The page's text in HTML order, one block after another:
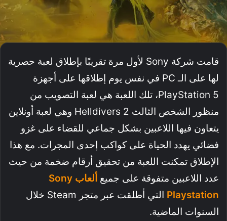
قامت شركة Sony لأول مرة تقريبًا بإطلاق لعبة حصرية
لها على الـ PC في نفس يوم إطلاقها على أجهزة
PlayStation 5، تلك اللعبة هي لعبة التصويب من
منظور الشخص الثالث Helldivers 2 وهي لعبة أونلاين
يتعاون فيها اللاعبين بشكل جماعي للقضاء على غزو
فضائي يهدد الحياة على كواكب إحدى المجرات. مع هذا
الإطلاق تمكنت اللعبة من تحقيق أرقام ضخمة من حيث
عدد اللاعبين متفوقة على جميع
ألعاب Sony
Playstation
التي أطلقت عبر متجر Steam خلال
السنوات الماضية.